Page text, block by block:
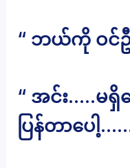
“ ဘယ်ကို ဝင်
“ အင်း…..မ
ပြန်တာပေါ့